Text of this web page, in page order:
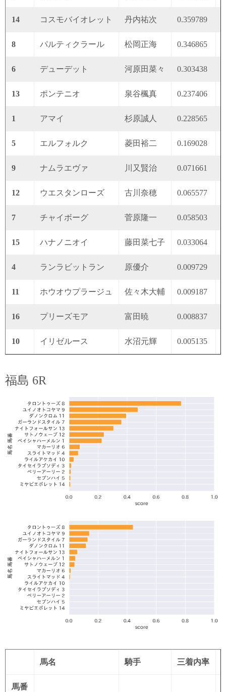
14 コスモバイオレット 丹内祐次 0.359789
8 パルティクラール 松岡正海 0.346865
6 デューデット 河原田菜々 0.303438
13 ポンテニオ 泉谷楓真 0.237406
1 アマイ 杉原誠人 0.228565
5 エルフォルク 菱田裕二 0.169028
9 ナムラエヴァ 川又賢治 0.071661
12 ウエスタンローズ 古川奈穂 0.065577
7 チャイボーグ 菅原隆一 0.058503
15 ハナノニオイ 藤田菜七子 0.033064
4 ランラビットラン 原優介 0.009729
11 ホウオウプラージュ 佐々木大輔 0.009187
16 プリーズモア 富田暁 0.008837
10 イリゼルース 水沼元輝 0.005135
福島 6R
馬名 騎手 三着内率
馬番